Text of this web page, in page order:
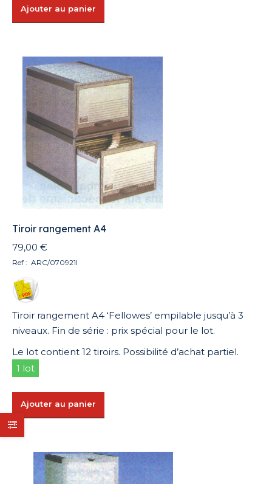
Ajouter au panier
Tiroir rangement A4
79,00 €
Ref : ARC/070921I
Tiroir rangement A4 ‘Fellowes’ empilable jusqu’à 3
niveaux. Fin de série : prix spécial pour le lot.
Le lot contient 12 tiroirs. Possibilité d’achat partiel.
1 lot
Ajouter au panier